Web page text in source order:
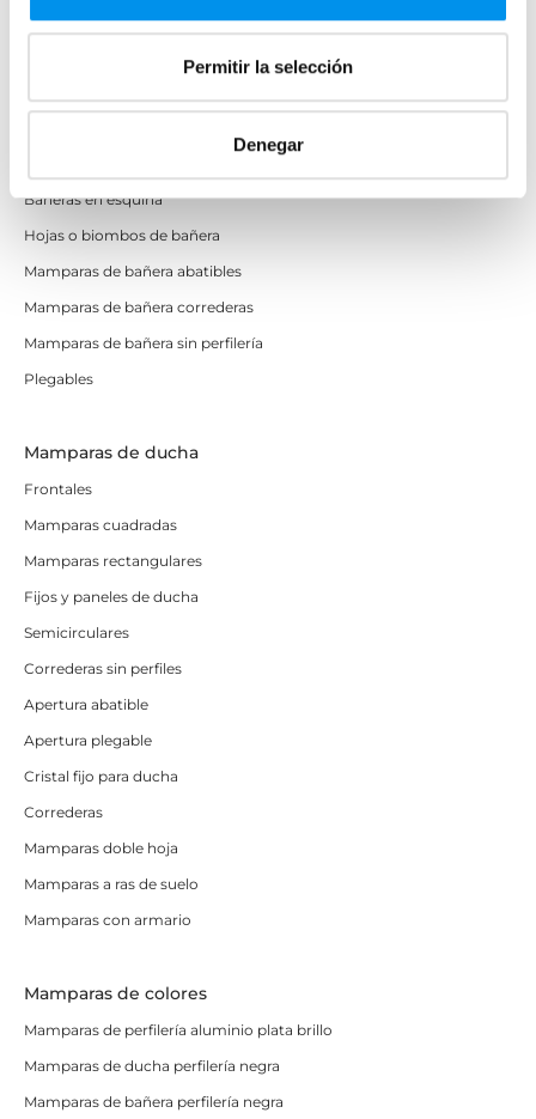
Permitir la selección
Denegar
Ver opciones›
Bañeras en esquina
Hojas o biombos de bañera
Mamparas de bañera abatibles
Mamparas de bañera correderas
Mamparas de bañera sin perfilería
Plegables
Mamparas de ducha
Frontales
Mamparas cuadradas
Mamparas rectangulares
Fijos y paneles de ducha
Semicirculares
Correderas sin perfiles
Apertura abatible
Apertura plegable
Cristal fijo para ducha
Correderas
Mamparas doble hoja
Mamparas a ras de suelo
Mamparas con armario
Mamparas de colores
Mamparas de perfilería aluminio plata brillo
Mamparas de ducha perfilería negra
Mamparas de bañera perfilería negra